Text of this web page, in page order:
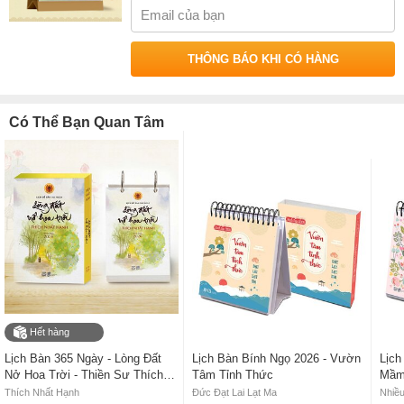
Giấy in đế: Kraft ngoại mỏng
Kích thước 16*22*9cm.
Lịch Để Bàn Thư Pháp Làng Mai - Bính Ngọ 2026của tác giả
Bao sách miễn phí và Gian hàng NetaBooks tại Tiki với ưu đãi Bao
sách miễn phí và tặng Bookmark
THÔNG BÁO KHI CÓ HÀNG
Có Thể Bạn Quan Tâm
Hết hàng
Lịch Bàn 365 Ngày - Lòng Đất
Nở Hoa Trời - Thiền Sư Thích
Nhất Hạnh
Thích Nhất Hạnh
Lịch Bàn Bính Ngọ 2026 - Vườn
Tâm Tỉnh Thức
Đức Đạt Lai Lạt Ma